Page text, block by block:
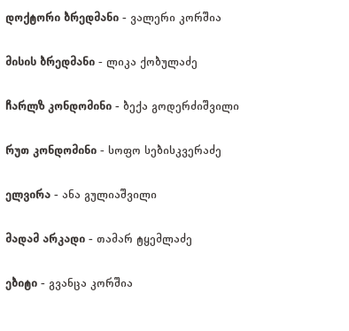
დოქტორი ბრედმანი - ვალერი კორშია
მისის ბრედმანი- ლიკა ქობულაძე
ჩარლზ კონდომინი - ბექა გოდერძიშვილი
რუთ კონდომინი- სოფო სებისკვერაძე
ელვირა - ანა გულიაშვილი
მადამ არკადი - თამარ ტყემლაძე
ებიტი -გვანცა კორშია